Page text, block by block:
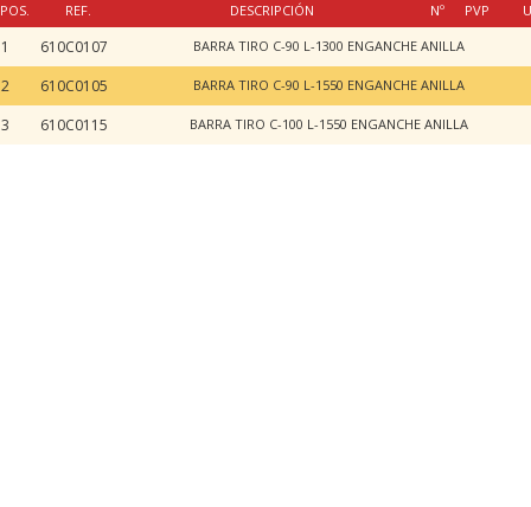
POS. REF. DESCRIPCIÓN Nº PVP
1 610C0107 BARRA TIRO C-90 L-1300 ENGANCHE ANILLA
2 610C0105 BARRA TIRO C-90 L-1550 ENGANCHE ANILLA
3 610C0115 BARRA TIRO C-100 L-1550 ENGANCHE ANILLA